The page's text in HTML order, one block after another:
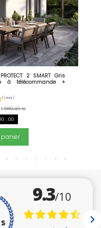
2 SMART Gris
à télécommande +
1 989,49 €
:00